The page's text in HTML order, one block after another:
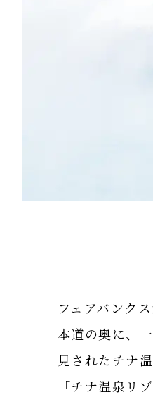
フェアバンク
本道の奥に、
見されたチナ
「チナ温泉リ